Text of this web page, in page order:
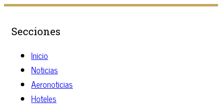
Secciones
Inicio
Noticias
Aeronoticias
Hoteles